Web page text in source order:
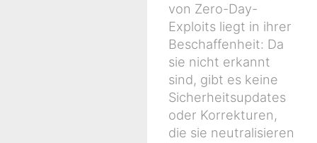
von Zero-Day-
Exploits liegt in ihrer
Beschaffenheit: Da
sie nicht erkannt
sind, gibt es keine
Sicherheitsupdates
oder Korrekturen,
die sie neutralisieren